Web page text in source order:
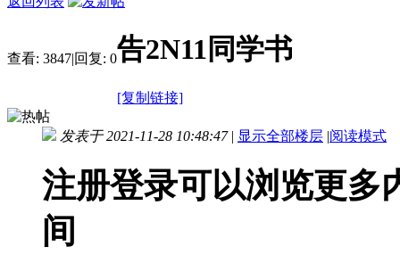
查看: 3847|回复: 0告2N11同学书
[复制链接]
发表于 2021-11-28 10:48:47 | 显示全部楼层 |阅读模式
注册登录可以浏览更多
间